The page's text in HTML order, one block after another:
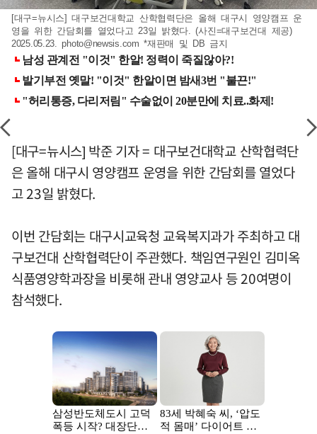
[대구=뉴시스] 대구보건대학교 산학협력단은 올해 대구시 영양캠프 운
영을 위한 간담회를 열었다고 23일 밝혔다. (사진=대구보건대 제공)
2025.05.23.photo@newsis.com *재판매 및 DB 금지
[대구=뉴시스] 박준 기자 = 대구보건대학교 산학협력단
은 올해 대구시 영양캠프 운영을 위한 간담회를 열었다
고 23일 밝혔다.
이번 간담회는 대구시교육청 교육복지과가 주최하고 대
구보건대 산학협력단이 주관했다. 책임연구원인 김미옥
식품영양학과장을 비롯해 관내 영양교사 등 20여명이
참석했다.